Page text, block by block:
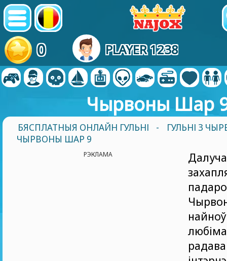
0 PLAYER 1238
Чырвоны Шар
БЯСПЛАТНЫЯ ОНЛАЙН ГУЛЬНІ -
ГУЛЬНІ З
ЧЫРВОНЫ ШАР 9
РЭКЛАМА